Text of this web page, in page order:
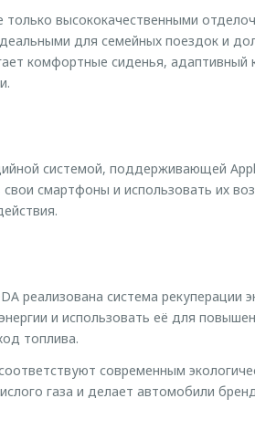
высококачественными
для семейных поездок и
комфортные сиденья, адаптивный
системой, поддерживающей
смартфоны и использовать их
реализована система рекуперации
и использовать её для
топлива.
современным
газа и делает автомобили